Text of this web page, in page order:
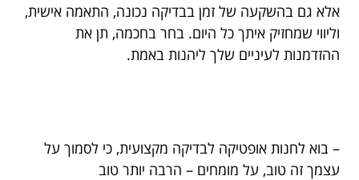
אלא גם בהשקעה של זמן בבדיקה נכונה, התאמה אישית,
וליווי שמחזיק איתך כל היום. בחר בחכמה, תן את
ההזדמנות לעיניים שלך ליהנות באמת.
– בוא לחנות אופטיקה לבדיקה מקצועית, כי לסמוך על
עצמך זה טוב, על מומחים – הרבה יותר טוב